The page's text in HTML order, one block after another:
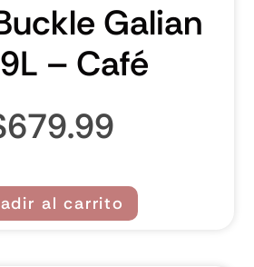
Galian
– Café
679.99
al carrito